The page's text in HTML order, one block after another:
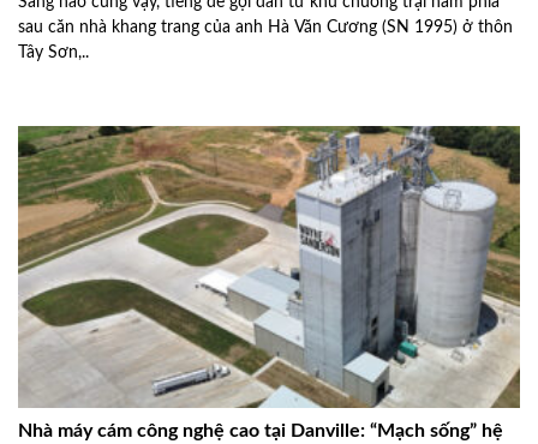
sau căn nhà khang trang của anh Hà Văn Cương (SN 1995) ở thôn
Tây Sơn,..
Nhà máy cám công nghệ cao tại Danville: “Mạch sống” hệ